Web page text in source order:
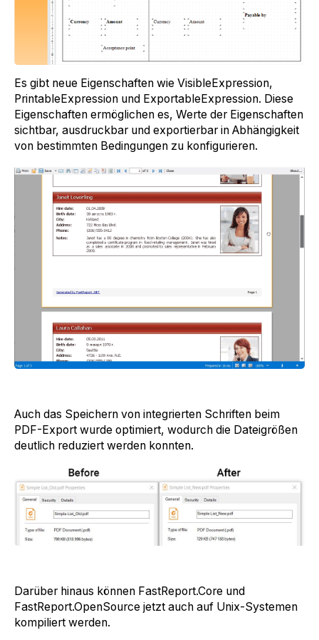
Es gibt neue Eigenschaften wie VisibleExpression,
PrintableExpression und ExportableExpression. Diese
Eigenschaften ermöglichen es, Werte der Eigenschaften
sichtbar, ausdruckbar und exportierbar in Abhängigkeit
von bestimmten Bedingungen zu konfigurieren.
Auch das Speichern von integrierten Schriften beim
PDF-Export wurde optimiert, wodurch die Dateigrößen
deutlich reduziert werden konnten.
Darüber hinaus können FastReport.Core und
FastReport.OpenSource jetzt auch auf Unix-Systemen
kompiliert werden.